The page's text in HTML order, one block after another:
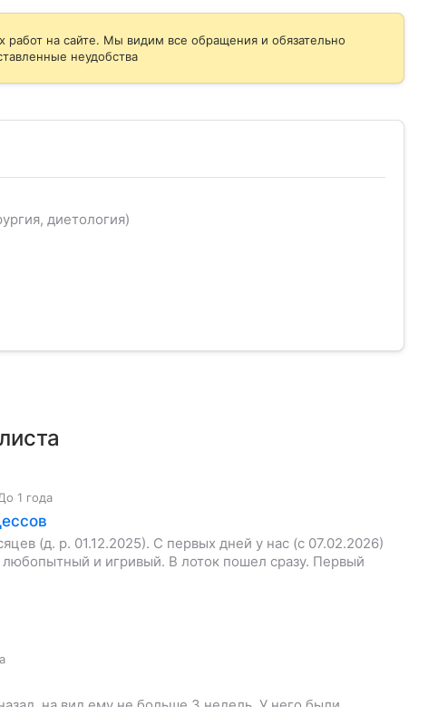
работ на сайте. Мы видим все обращения и обязательно
неудобства
диетология)
1 года
(д. р. 01.12.2025). С первых дней у нас (с 07.02.2026)
и игривый. В лоток пошел сразу. Первый